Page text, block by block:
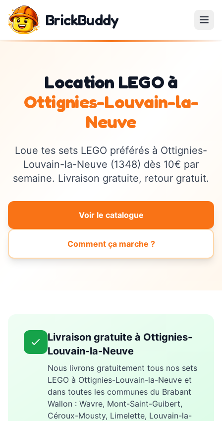
BrickBuddy
Location LEGO à
Ottignies-Louvain-la-
Neuve
Loue tes sets LEGO préférés à Ottignies-
Louvain-la-Neuve (1348) dès 10€ par
semaine. Livraison gratuite, retour gratuit.
Voir le catalogue
Comment ça marche ?
Livraison gratuite à Ottignies-
Louvain-la-Neuve
Nous livrons gratuitement tous nos sets
LEGO à Ottignies-Louvain-la-Neuve et
dans toutes les communes du Brabant
Wallon : Wavre, Mont-Saint-Guibert,
Céroux-Mousty, Limelette, Louvain-la-